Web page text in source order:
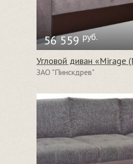
56 559 руб.
ЗАО "Пинскдрев"